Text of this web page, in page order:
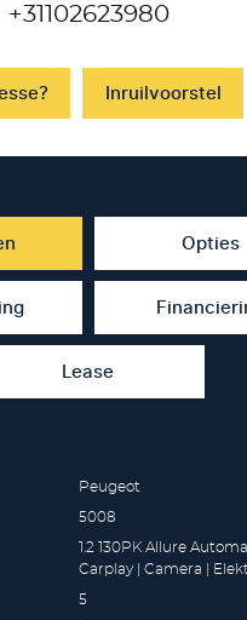
+31102623980
Inruilvoorstel
Opties
Lease
Peugeot
5008
1.2 130PK Allure
Carplay | Camera |
5